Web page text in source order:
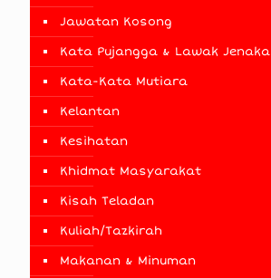
Jawatan Kosong
Kata Pujangga & Lawak Jenaka
Kata-Kata Mutiara
Kelantan
Kesihatan
Khidmat Masyarakat
Kisah Teladan
Kuliah/Tazkirah
Makanan & Minuman